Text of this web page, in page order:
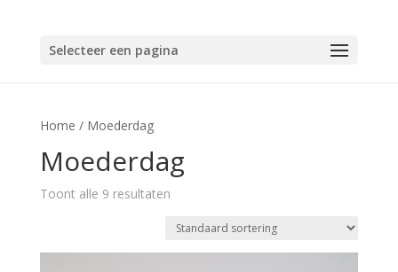
Selecteer een pagina
Home / Moederdag
Moederdag
Toont alle 9 resultaten